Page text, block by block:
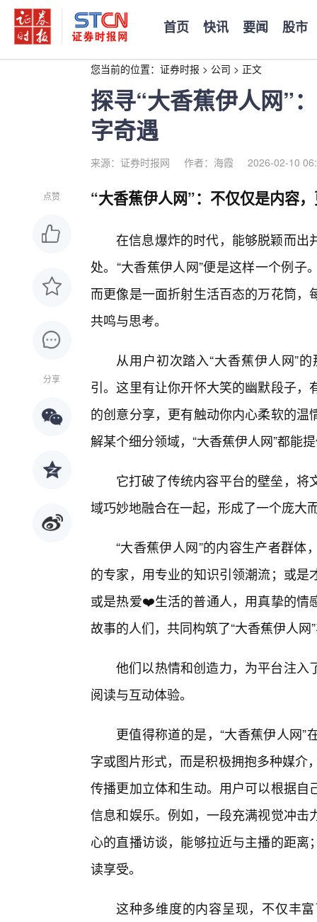
首页 快讯 要闻 股市
您当前的位置： 证券时报 > 公司 > 正文
探寻“大香蕉伊人网”
字奇遇
来源：证券时报网 作者：海霞 2026-02-10
点赞
分享
“大香蕉伊人网”：不仅仅是内容
在信息爆炸的时代，能够脱颖而出
处。“大香蕉伊人网”便是这样一个例
而更像是一面折射生活百态的万花筒
共鸣与思考。
从用户初次踏入“大香蕉伊人网”
引。这里有让你开怀大笑的幽默段子
的创意分享，更有触动你内心柔软的
解某个细分领域，“大香蕉伊人网”都能
它打破了传统内容平台的壁垒，
域巧妙地融合在一起，形成了一个庞大
“大香蕉伊人网”的内容生产者群
的专家，用专业的知识引领潮流；或
或是热爱❤️生活的普通人，用真挚的情
故事的人们，共同构筑了“大香蕉伊人网
他们以热情和创造力，为平台注入
阅读与互动体验。
更值得称道的是，“大香蕉伊人网
字或图片形式，而是积极拥抱多种媒介
传播更加立体和生动。用户可以根据
信息和娱乐。例如，一段充满视觉冲
心的直播访谈，能够拉近与主播的距
读享受。
这种多维度的内容呈现，不仅丰